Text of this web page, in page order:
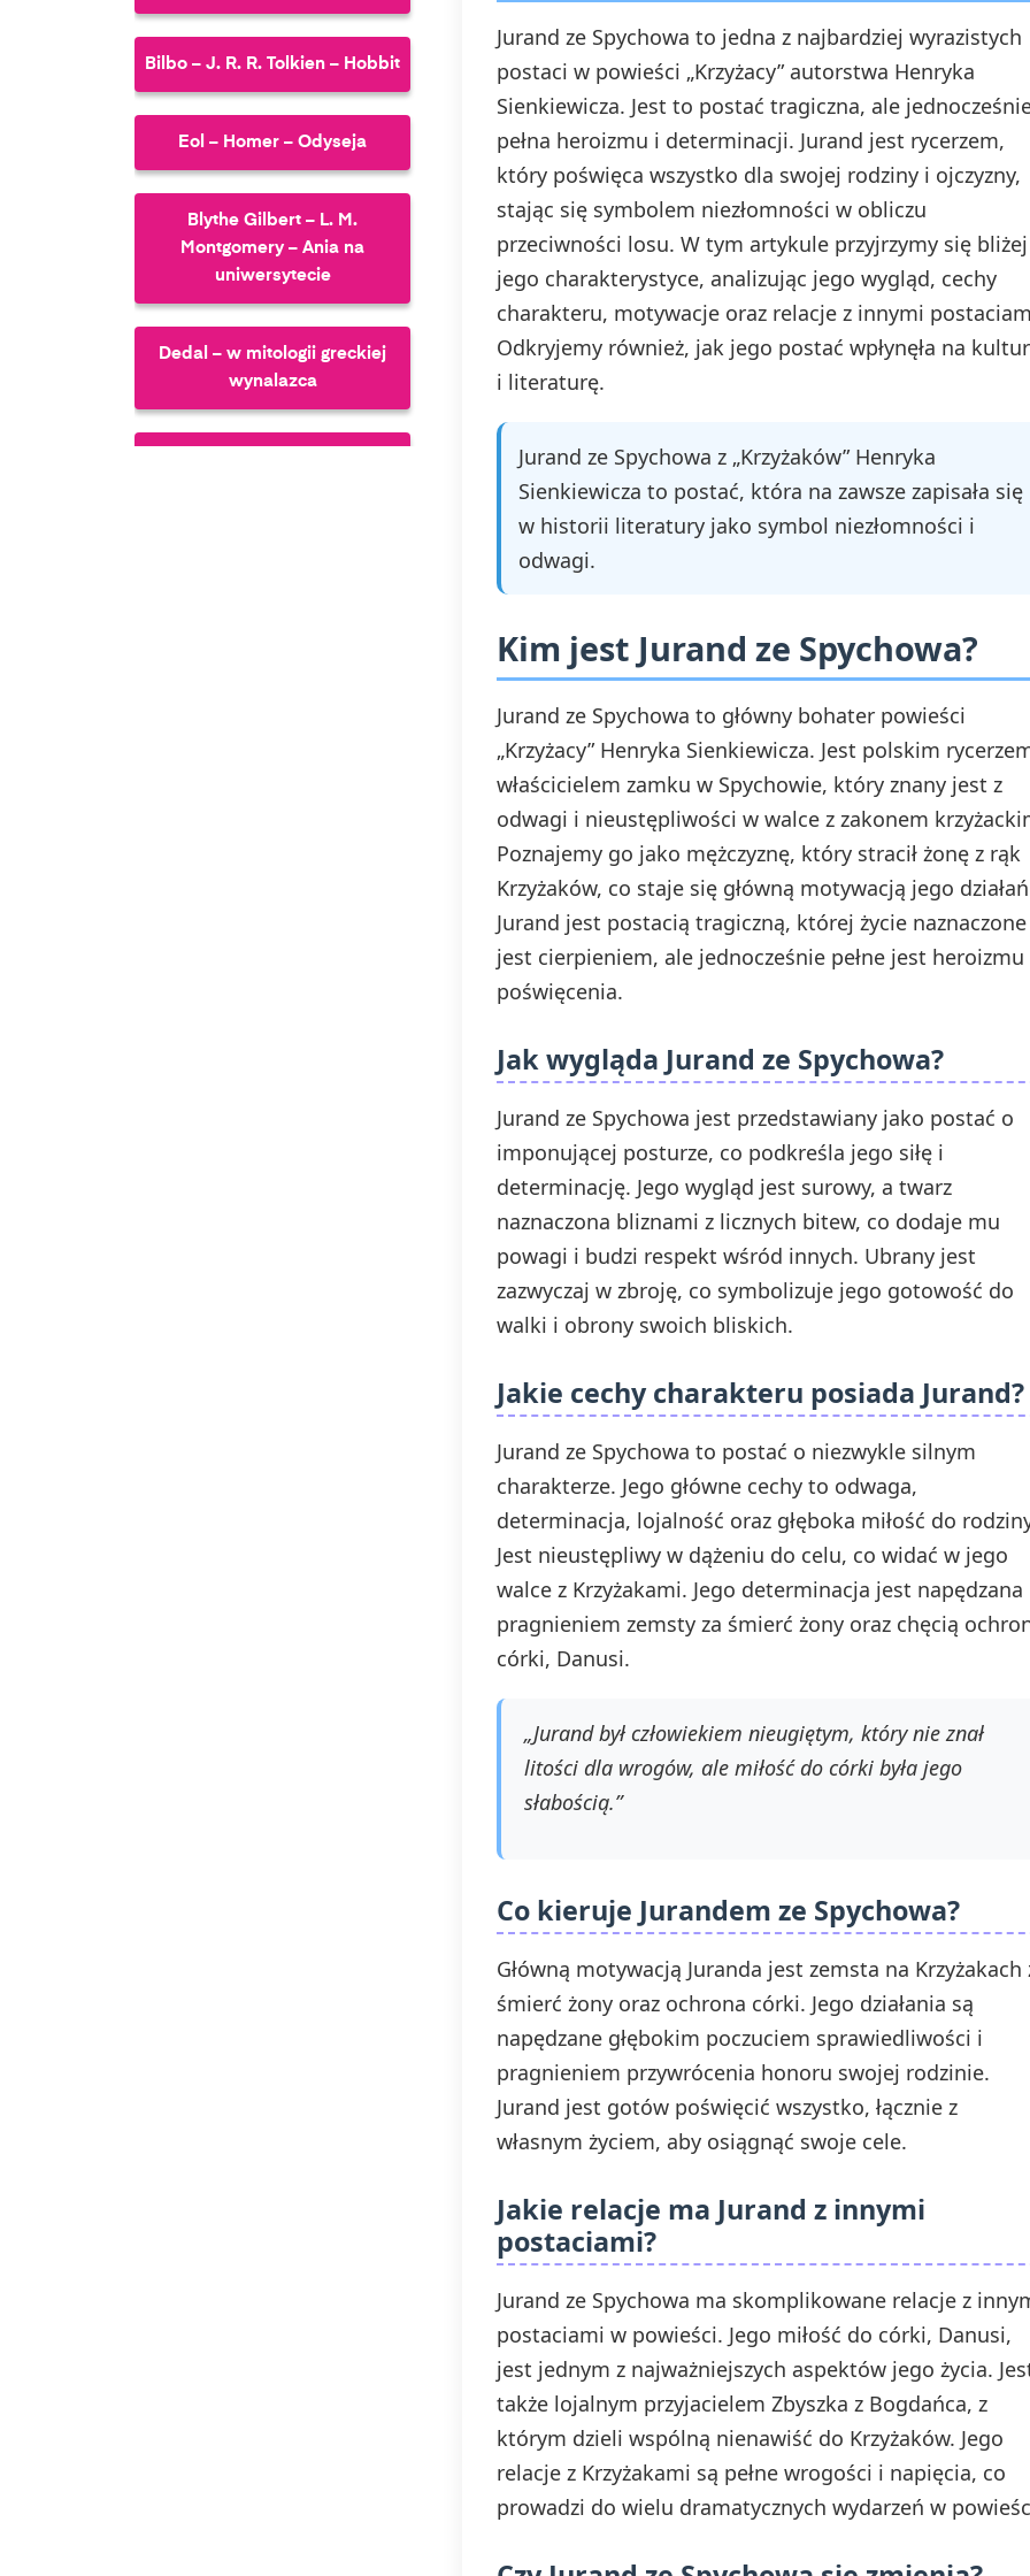
Bilbo – J. R. R. Tolkien – Hobbit
Eol – Homer – Odyseja
Blythe Gilbert – L. M.
Montgomery – Ania na
uniwersytecie
Dedal – w mitologii greckiej
wynalazca
Jurand ze Spychowa to jedna z najbardziej wyrazistych
postaci w powieści „Krzyżacy” autorstwa Henryka
Sienkiewicza. Jest to postać tragiczna, ale
pełna heroizmu i determinacji. Jurand jest rycerzem,
który poświęca wszystko dla swojej rodziny i ojczyzny,
stając się symbolem niezłomności w obliczu
przeciwności losu. W tym artykule przyjrzymy się bliżej
jego charakterystyce, analizując jego wygląd, cechy
charakteru, motywacje oraz relacje z innymi
Odkryjemy również, jak jego postać wpłynęła na
i literaturę.
Jurand ze Spychowa z „Krzyżaków” Henryka
Sienkiewicza to postać, która na zawsze zapisała się
w historii literatury jako symbol niezłomności i
odwagi.
Kim jest Jurand ze Spychowa?
Jurand ze Spychowa to główny bohater powieści
„Krzyżacy” Henryka Sienkiewicza. Jest polskim
właścicielem zamku w Spychowie, który znany jest z
odwagi i nieustępliwości w walce z zakonem
Poznajemy go jako mężczyznę, który stracił żonę z rąk
Krzyżaków, co staje się główną motywacją jego
Jurand jest postacią tragiczną, której życie naznaczone
jest cierpieniem, ale jednocześnie pełne jest heroizmu
poświęcenia.
Jak wygląda Jurand ze Spychowa?
Jurand ze Spychowa jest przedstawiany jako postać o
imponującej posturze, co podkreśla jego siłę i
determinację. Jego wygląd jest surowy, a twarz
naznaczona bliznami z licznych bitew, co dodaje mu
powagi i budzi respekt wśród innych. Ubrany jest
zazwyczaj w zbroję, co symbolizuje jego gotowość do
walki i obrony swoich bliskich.
Jakie cechy charakteru posiada Jurand?
Jurand ze Spychowa to postać o niezwykle silnym
charakterze. Jego główne cechy to odwaga,
determinacja, lojalność oraz głęboka miłość do
Jest nieustępliwy w dążeniu do celu, co widać w jego
walce z Krzyżakami. Jego determinacja jest napędzana
pragnieniem zemsty za śmierć żony oraz chęcią
córki, Danusi.
„Jurand był człowiekiem nieugiętym, który nie znał
litości dla wrogów, ale miłość do córki była jego
słabością.”
Co kieruje Jurandem ze Spychowa?
Główną motywacją Juranda jest zemsta na Krzyżakach
śmierć żony oraz ochrona córki. Jego działania są
napędzane głębokim poczuciem sprawiedliwości i
pragnieniem przywrócenia honoru swojej rodzinie.
Jurand jest gotów poświęcić wszystko, łącznie z
własnym życiem, aby osiągnąć swoje cele.
Jakie relacje ma Jurand z innymi
postaciami?
Jurand ze Spychowa ma skomplikowane relacje z
postaciami w powieści. Jego miłość do córki, Danusi,
jest jednym z najważniejszych aspektów jego życia.
także lojalnym przyjacielem Zbyszka z Bogdańca, z
którym dzieli wspólną nienawiść do Krzyżaków. Jego
relacje z Krzyżakami są pełne wrogości i napięcia, co
prowadzi do wielu dramatycznych wydarzeń w